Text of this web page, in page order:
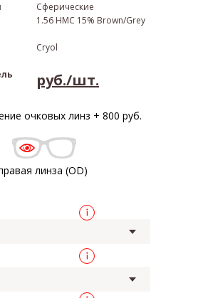
Сферические
1.56 HMC 15% Brown/Grey
Cryol
руб./шт.
линза (OD)
очковых линз + 800 руб.